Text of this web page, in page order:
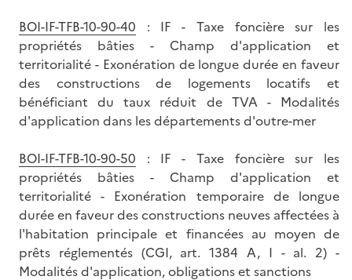
BOI-IF-TFB-10-90-40 : IF - Taxe foncière sur les
propriétés bâties - Champ d'application et
territorialité - Exonération de longue durée en faveur
des constructions de logements locatifs et
bénéficiant du taux réduit de TVA - Modalités
d'application dans les départements d'outre-mer
BOI-IF-TFB-10-90-50 : IF - Taxe foncière sur les
propriétés bâties - Champ d'application et
territorialité - Exonération temporaire de longue
durée en faveur des constructions neuves affectées à
l'habitation principale et financées au moyen de
prêts réglementés (CGI, art. 1384 A, I - al. 2) -
Modalités d'application, obligations et sanctions